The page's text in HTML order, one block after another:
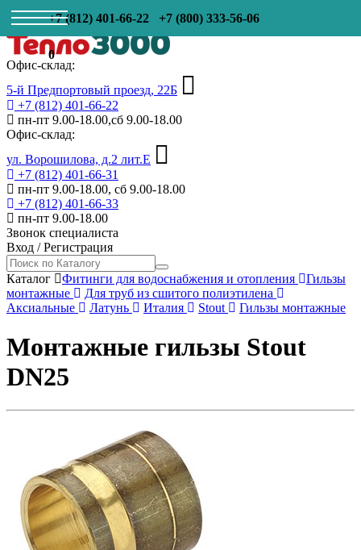
+7 (812) 401-66-22 +7 (800) 333-56-06
0
Офис-склад:
5-й Предпортовый проезд, 22Б
+7 (812) 401-66-22
пн-пт 9.00-18.00,сб 9.00-18.00
Офис-склад:
ул. Ворошилова, д.2 лит.Е
+7 (812) 401-66-31
пн-пт 9.00-18.00, сб 9.00-18.00
+7 (812) 401-66-33
пн-пт 9.00-18.00
Звонок специалиста
Вход /Регистрация
Каталог Фитинги для водоснабжения и отопления
Гильзы
монтажные
Для труб из сшитого полиэтилена
Аксиальные
Латунь Италия Stout Гильзы монтажные
Монтажные гильзы Stout
DN25